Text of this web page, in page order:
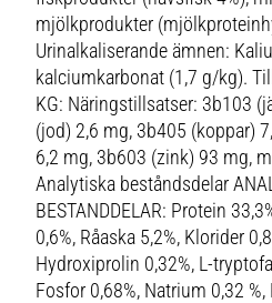
mjölkprodukter
Urinalkaliserande ämnen:
kalciumkarbonat (1,7 g/kg).
KG: Näringstillsatser: 3b103
(jod) 2,6 mg, 3b405 (koppar)
6,2 mg, 3b603 (zink) 93 mg,
Analytiska beståndsdelar
BESTANDDELAR: Protein
0,6%, Råaska 5,2%, Klorider
Hydroxiprolin 0,32%, L-
Fosfor 0,68%, Natrium 0,32 %,